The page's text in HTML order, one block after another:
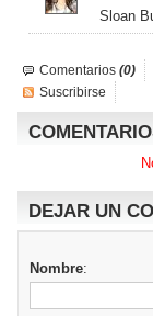
Sloan
Comentarios (0)
Suscribirse
DEJAR UN
Nombre: